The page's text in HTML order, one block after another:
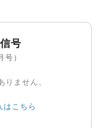
号
号）
ません。
はこちら